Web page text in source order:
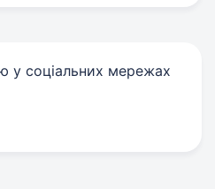
у соціальних мережах
link